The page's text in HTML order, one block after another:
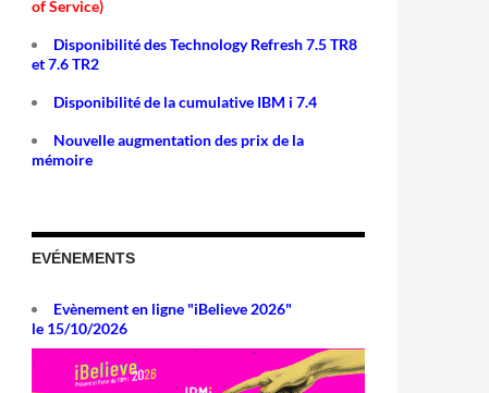
of Service)
Disponibilité des Technology Refresh 7.5 TR8
et 7.6 TR2
Disponibilité de la cumulative IBM i 7.4
Nouvelle augmentation des prix de la
mémoire
EVÉNEMENTS
Evènement en ligne "iBelieve 2026"
le 15/10/2026